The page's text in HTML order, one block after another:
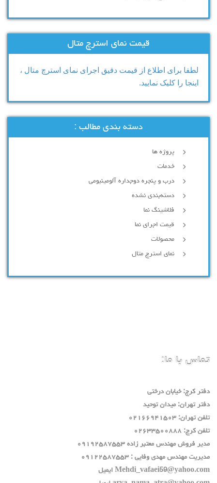
قیمت نمای استرچ متال
لطفا برای اطلاع از قیمت دقیق اجرای نمای استرچ متال ،
اینجا را کلیک نمایید.
دسته بندی مطالب :
پروژه ها
خدمات
درب و پنجره دوجداره آلومینیومی
دسته‌بندی نشده
فلاشینگ نما
قیمت اجرای نما
محصولات
نمای استرچ متال
تماس با ما:
دفتر كرج: خيابان درختي
دفتر تهران: ميدان توحيد
تلفن تهران: ٠٢١٦٦٩٤١٥٠٣
تلفن كرج: ٠٢٦٣٣٥٠٠٨٨٨
مدير فروش مهندس معتبر زاده ٠٩١٩٢٥٨٧٥٥٣
مديريت مهندس مهدي وفايي : ٠٩١٢٢٥٨٧٥٥٣
Mehdi_vafaei59@yahoo.com ايميل